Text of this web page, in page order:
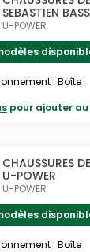
SEBASTIEN
U-POWER
: Boîte
pour ajouter
CHAUSSURES
U-POWER
U-POWER
: Boîte